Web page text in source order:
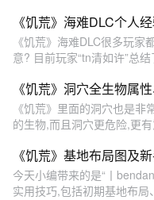
《饥荒》海难DLC个人
《饥荒》海难DLC很多玩
意? 目前玩家“tn清如许”总
《饥荒》洞穴全生物属
《饥荒》里面的洞穴也是
的生物,而且洞穴更危险,更
《饥荒》基地布局图及
今天小编带来的是“丨
实用技巧,包括初期基地布